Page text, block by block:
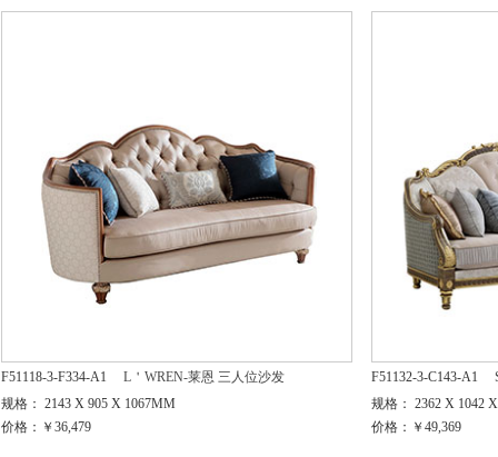
F51118-3-F334-A1
L＇WREN-莱恩 三人位沙发
规格： 2143 X 905 X 1067MM
价格：￥36,479
F51132-3-C143-A1
规格： 2362 X 1042
价格：￥49,369